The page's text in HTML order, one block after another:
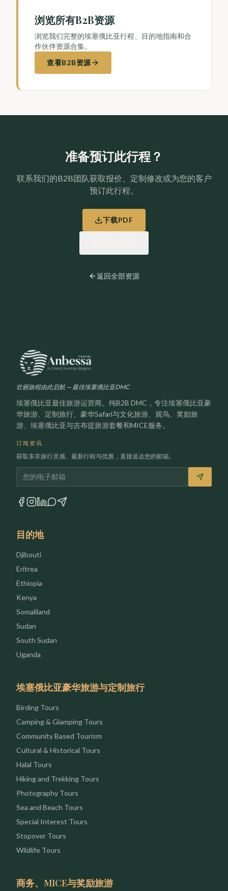
浏览所有B2B资源
浏览我们完整的埃塞俄比亚行程、目的地指南和合
作伙伴资源合集。
查看B2B资源
准备预订此行程？
联系我们的B2B团队获取报价、定制修改或为您的客户
预订此行程。
下载PDF
返回全部资源
壮丽旅程由此启航 — 最佳埃塞俄比亚DMC
埃塞俄比亚最佳旅游运营商。纯B2B DMC，专注埃塞俄比亚豪
华旅游、定制旅行、豪华Safari与文化旅游、观鸟、奖励旅
游、埃塞俄比亚与吉布提旅游套餐和MICE服务。
订阅资讯
获取东非旅行灵感、最新行程与优惠，直接送达您的邮箱。
电子邮箱
目的地
Djibouti
Eritrea
Ethiopia
Kenya
Somaliland
Sudan
South Sudan
Uganda
埃塞俄比亚豪华旅游与定制旅行
Birding Tours
Camping & Glamping Tours
Community Based Tourism
Cultural & Historical Tours
Halal Tours
Hiking and Trekking Tours
Photography Tours
Sea and Beach Tours
Special Interest Tours
Stopover Tours
Wildlife Tours
商务、MICE与奖励旅游